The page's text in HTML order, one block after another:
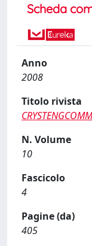
Scheda
Anno
2008
Titolo rivista
CRYSTENGCOMM
N. Volume
10
Fascicolo
4
Pagine (da)
405